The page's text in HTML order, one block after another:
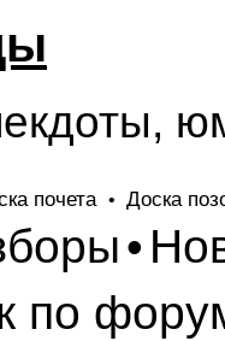
почета • Доска
•
по